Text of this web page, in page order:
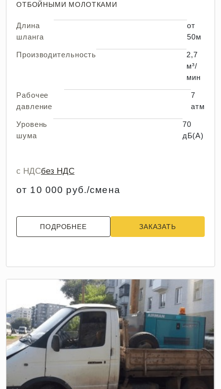
ОТБОЙНЫМИ МОЛОТКАМИ
Длина
шланга
от
50м
Производительность
2,7
м³/
мин
Рабочее
давление
7
атм
Уровень
шума
70
дБ(А)
с НДСбез НДС
от 10 000 руб./смена
ПОДРОБНЕЕ ЗАКАЗАТЬ